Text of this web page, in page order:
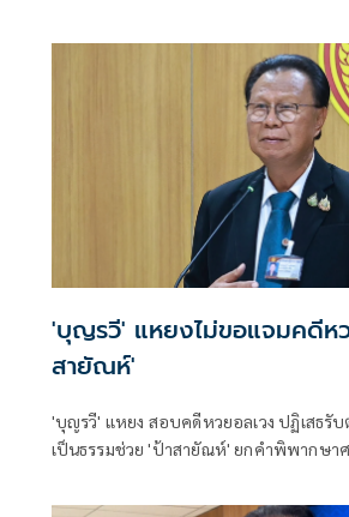
'บุญรวี' แหยงไม่ขอแจมคดีห
สายัณห์'
'บุญรวี' แหยง สอบคดีหวยอลเวง ปฏิเสธรับตรวจสอบให้ความ
เป็นธรรมช่วย 'ป้าสายัณห์' ยกคำพิพากษาศ